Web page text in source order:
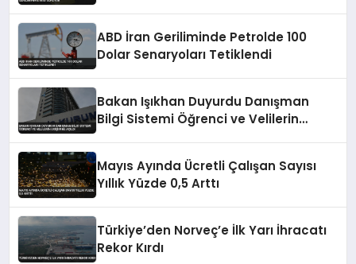
ABD İran Geriliminde Petrolde 100
Dolar Senaryoları Tetiklendi
Bakan Işıkhan Duyurdu Danışman
Bilgi Sistemi Öğrenci ve Velilerin
Mayıs Ayında Ücretli Çalışan Sayısı
Yıllık Yüzde 0,5 Arttı
Türkiye’den Norveç’e İlk Yarı İhracatı
Rekor Kırdı